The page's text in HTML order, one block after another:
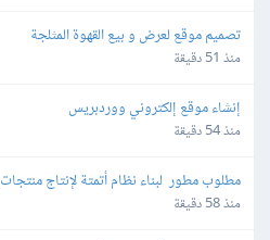
تصميم موقع لعرض و بيع القهوة المثلجة
منذ 51 دقيقة
إنشاء موقع إلكتروني ووردبريس
منذ 54 دقيقة
مطلوب مطور  لبناء نظام أتمتة لإنتاج
منذ 58 دقيقة